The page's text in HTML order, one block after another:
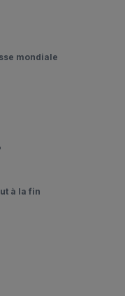
mondiale
à la fin